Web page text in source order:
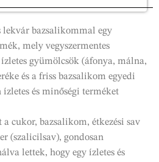
lekvár bazsalikommal egy
mely vegyszermentes
gyümölcsök (áfonya, málna,
és a friss bazsalikom egyedi
és minőségi terméket
cukor, bazsalikom, étkezési sav
(szalicilsav), gondosan
lettek, hogy egy ízletes és